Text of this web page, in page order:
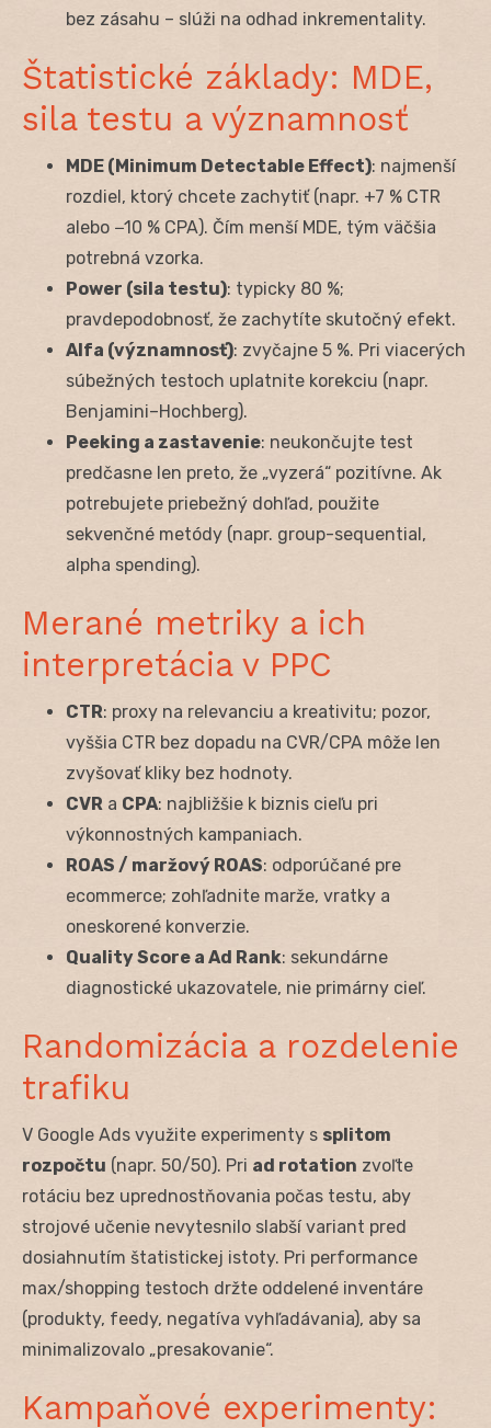
bez zásahu – slúži na odhad inkrementality.
Štatistické základy: MDE,
sila testu a významnosť
MDE (Minimum Detectable Effect): najmenší
rozdiel, ktorý chcete zachytiť (napr. +7 % CTR
alebo −10 % CPA). Čím menší MDE, tým väčšia
potrebná vzorka.
Power (sila testu): typicky 80 %;
pravdepodobnosť, že zachytíte skutočný efekt.
Alfa (významnosť): zvyčajne 5 %. Pri viacerých
súbežných testoch uplatnite korekciu (napr.
Benjamini–Hochberg).
Peeking a zastavenie: neukončujte test
predčasne len preto, že „vyzerá“ pozitívne. Ak
potrebujete priebežný dohľad, použite
sekvenčné metódy (napr. group-sequential,
alpha spending).
Merané metriky a ich
interpretácia v PPC
CTR: proxy na relevanciu a kreativitu; pozor,
vyššia CTR bez dopadu na CVR/CPA môže len
zvyšovať kliky bez hodnoty.
CVR a CPA: najbližšie k biznis cieľu pri
výkonnostných kampaniach.
ROAS / maržový ROAS: odporúčané pre
ecommerce; zohľadnite marže, vratky a
oneskorené konverzie.
Quality Score a Ad Rank: sekundárne
diagnostické ukazovatele, nie primárny cieľ.
Randomizácia a rozdelenie
trafiku
V Google Ads využite experimenty s splitom
rozpočtu (napr. 50/50). Pri ad rotation zvoľte
rotáciu bez uprednostňovania počas testu, aby
strojové učenie nevytesnilo slabší variant pred
dosiahnutím štatistickej istoty. Pri performance
max/shopping testoch držte oddelené inventáre
(produkty, feedy, negatíva vyhľadávania), aby sa
minimalizovalo „presakovanie“.
Kampaňové experimenty: